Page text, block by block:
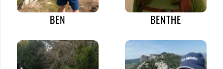
BEN BENTHE